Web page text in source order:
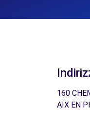
160
AIX EN